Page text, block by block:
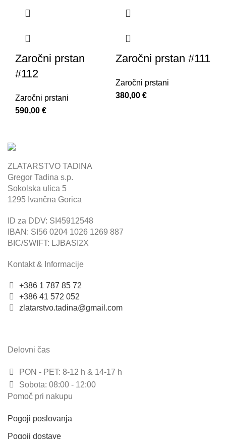
Zaročni prstan
#112
Zaročni prstani
590,00 €
Zaročni prstan #111
Zaročni prstani
380,00 €
ZLATARSTVO TADINA
Gregor Tadina s.p.
Sokolska ulica 5
1295 Ivančna Gorica
ID za DDV: SI45912548
IBAN: SI56 0204 1026 1269 887
BIC/SWIFT: LJBASI2X
Kontakt & Informacije
+386 1 787 85 72
+386 41 572 052
zlatarstvo.tadina@gmail.com
Delovni čas
PON - PET: 8-12 h & 14-17 h
Sobota: 08:00 - 12:00
Pomoč pri nakupu
Pogoji poslovanja
Pogoji dostave